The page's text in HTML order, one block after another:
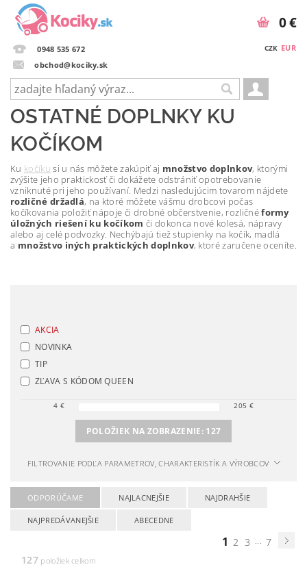
0948 535 672
obchod@kociky.sk
CZK EUR
0 €
OSTATNÉ DOPLNKY KU
KOČÍKOM
Ku kočíku si u nás môžete zakúpiť aj množstvo doplnkov, ktorými
zvýšite jeho praktickosť či dokážete odstrániť opotrebovanie
vzniknuté pri jeho používaní. Medzi nasledujúcim tovarom nájdete
rozličné držadlá, na ktoré môžete vášmu drobcovi počas
kočíkovania položiť nápoje či drobné občerstvenie, rozličnéformy
úložných riešení ku kočíkom či dokonca nové kolesá, nápravy
alebo aj celé podvozky. Nechýbajú tiež stupienky na kočík, madlá
a množstvo iných praktických doplnkov, ktoré zaručene oceníte.
AKCIA
NOVINKA
TIP
ZĽAVA S KÓDOM QUEEN
4 € 205 €
POLOŽIEK NA ZOBRAZENIE: 127
FILTROVANIE PODĽA PARAMETROV, CHARAKTERISTÍK A VÝROBCOV
ODPORÚČAME NAJLACNEJŠIE NAJDRAHŠIE
NAJPREDÁVANEJŠIE ABECEDNE
1 2 3 ... 7
127položiek celkom